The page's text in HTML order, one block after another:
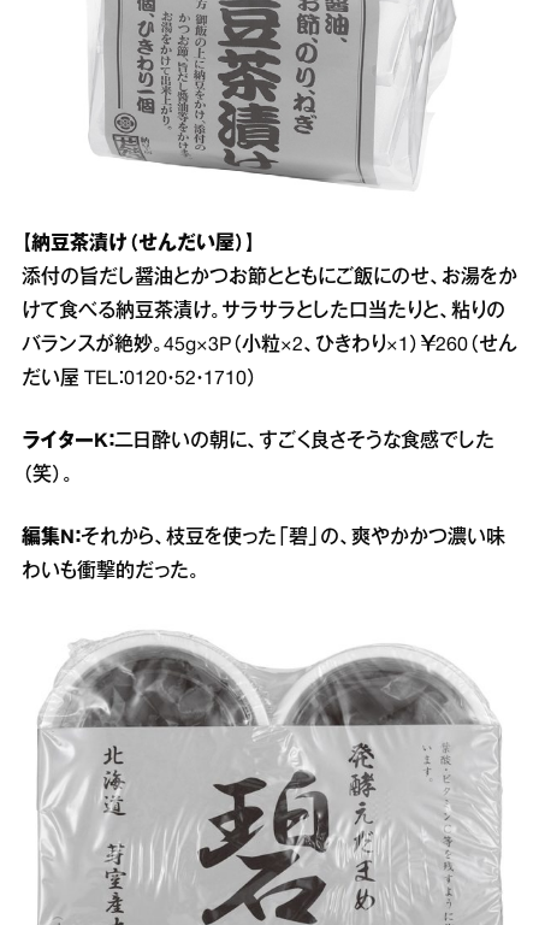
【納豆茶漬け（せんだい屋）】
添付の旨だし醤油とかつお節とともにご飯にのせ、お湯をか
けて食べる納豆茶漬け。サラサラとした口当たりと、粘りの
バランスが絶妙。45g×3P（小粒×2、ひきわり×1）￥260（せん
だい屋 TEL：0120・52・1710）
ライターK：二日酔いの朝に、すごく良さそうな食感でした
（笑）。
編集N：それから、枝豆を使った「碧」の、爽やかかつ濃い味
わいも衝撃的だった。